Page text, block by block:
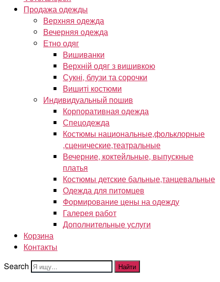
Продажа одежды
Верхняя одежда
Вечерняя одежда
Етно одяг
Вишиванки
Верхній одяг з вишивкою
Сукні, блузи та сорочки
Вишиті костюми
Индивидуальный пошив
Корпоративная одежда
Спецодежда
Костюмы национальные,фольклорные
,сценические,театральные
Вечерние, коктейльные, выпускные
платья
Костюмы детские бальные,танцевальные
Одежда для питомцев
Формирование цены на одежду
Галерея работ
Дополнительные услуги
Корзина
Контакты
Search
Найти